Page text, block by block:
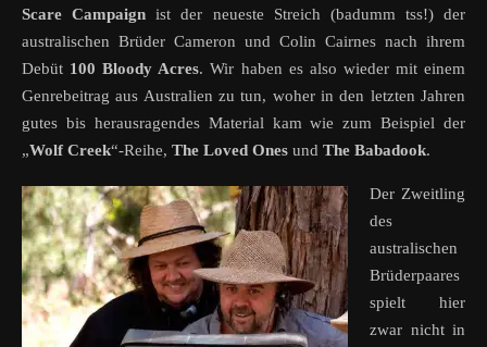
Scare Campaign ist der neueste Streich (badumm tss!) der
australischen Brüder Cameron und Colin Cairnes nach ihrem
Debüt 100 Bloody Acres. Wir haben es also wieder mit einem
Genrebeitrag aus Australien zu tun, woher in den letzten Jahren
gutes bis herausragendes Material kam wie zum Beispiel der
„Wolf Creek“-Reihe, The Loved Ones und The Babadook.
Der Zweitling
des
australischen
Brüderpaares
spielt hier
zwar nicht in